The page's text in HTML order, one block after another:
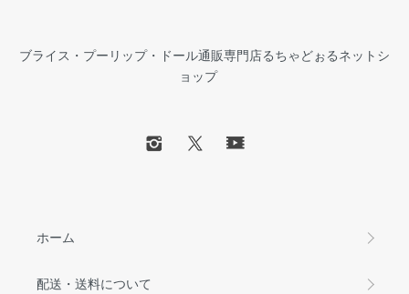
ブライス・プーリップ・ドール通販専門店るちゃどぉるネットシ
ョップ
ホーム
配送・送料について